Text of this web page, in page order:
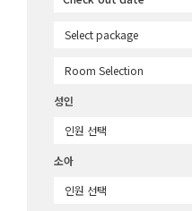
Select package
Room Selection
성인
인원 선택
소아
인원 선택